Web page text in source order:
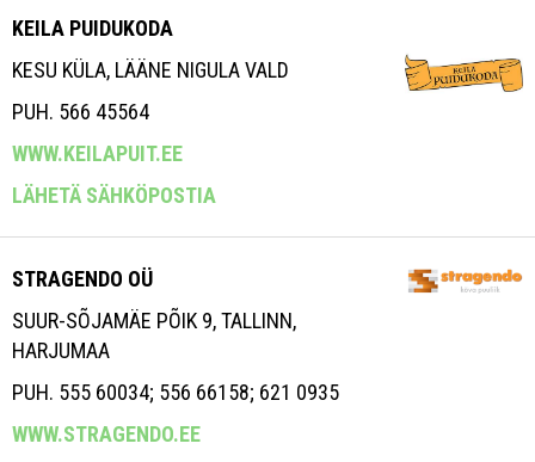
KEILA PUIDUKODA
KESU KÜLA, LÄÄNE NIGULA VALD
PUH. 566 45564
WWW.KEILAPUIT.EE
LÄHETÄ SÄHKÖPOSTIA
STRAGENDO OÜ
SUUR-SÕJAMÄE PÕIK 9, TALLINN,
HARJUMAA
PUH. 555 60034; 556 66158; 621 0935
WWW.STRAGENDO.EE